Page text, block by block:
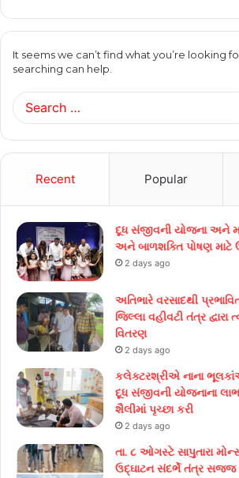
It seems we can’t find what you’re looking
searching can help.
Recent Popular
દૂધ સંજીવની યોજના અને
અને બાળશક્તિ પોષણ માટે
2 days ago
અતિભારે વરસાદથી પ્રભાવિત
જિલ્લા વહીવટી તંત્ર દ્વારા
વિતરણ
2 days ago
કલેક્ટરશ્રીએ નાના
દૂધ સંજીવની યોજનાના
શૈલીમાં પૃચ્છા કરી
2 days ago
તા. ૮ ઓગસ્ટે સાપુતારા
ઉદ્ઘાટન સંદર્ભે તંત્ર સજ્જ